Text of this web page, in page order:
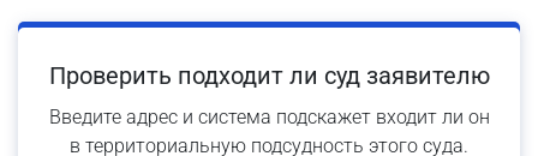
Проверить подходит ли суд заявителю
Введите адрес и система подскажет входит ли он
в территориальную подсудность этого суда.